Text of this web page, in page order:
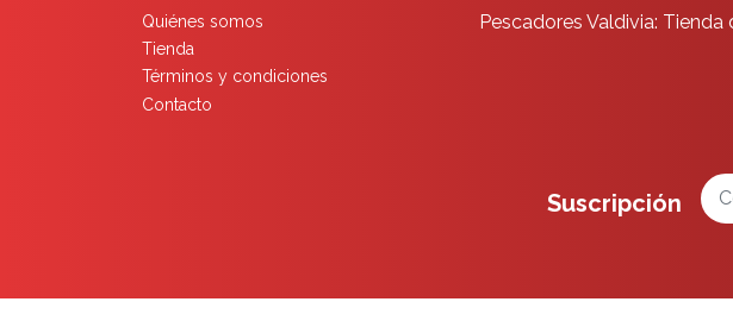
Quiénes somos
Tienda
Términos y condiciones
Contacto
Pescadores Valdivia:
Suscripción